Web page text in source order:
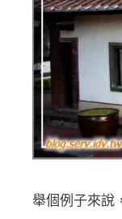
舉個例子來說